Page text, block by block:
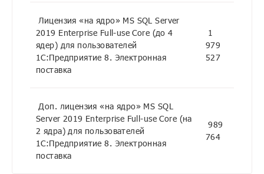
Лицензия «на ядро» MS SQL Server
2019 Enterprise Full-use Core (до 4
ядер) для пользователей
1С:Предприятие 8. Электронная
поставка
1
979
527
Доп. лицензия «на ядро» MS SQL
Server 2019 Enterprise Full-use Core (на
2 ядра) для пользователей
1С:Предприятие 8. Электронная
поставка
989
764